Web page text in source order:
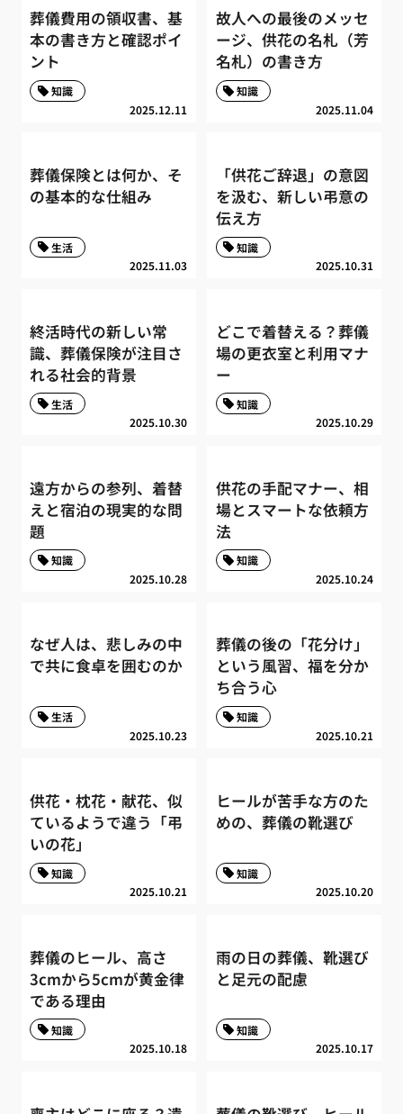
葬儀費用の領収書、基
本の書き方と確認ポイ
ント
2025.12.11
知識
故人への最後のメッセ
ージ、供花の名札（芳
名札）の書き方
2025.11.04
知識
葬儀保険とは何か、そ
の基本的な仕組み
2025.11.03
生活
「供花ご辞退」の意図
を汲む、新しい弔意の
伝え方
2025.10.31
知識
終活時代の新しい常
識、葬儀保険が注目さ
れる社会的背景
2025.10.30
生活
どこで着替える？葬儀
場の更衣室と利用マナ
ー
2025.10.29
知識
遠方からの参列、着替
えと宿泊の現実的な問
題
2025.10.28
知識
供花の手配マナー、相
場とスマートな依頼方
法
2025.10.24
知識
なぜ人は、悲しみの中
で共に食卓を囲むのか
2025.10.23
生活
葬儀の後の「花分け」
という風習、福を分か
ち合う心
2025.10.21
知識
供花・枕花・献花、似
ているようで違う「弔
いの花」
2025.10.21
知識
ヒールが苦手な方のた
めの、葬儀の靴選び
2025.10.20
知識
葬儀のヒール、高さ
3cmから5cmが黄金律
である理由
2025.10.18
知識
雨の日の葬儀、靴選び
と足元の配慮
2025.10.17
知識